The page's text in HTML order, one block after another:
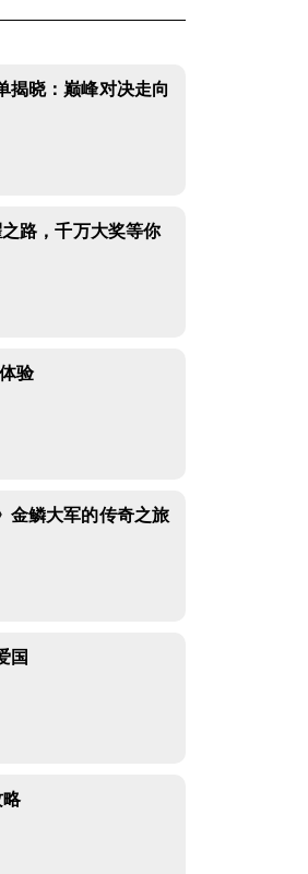
揭晓：巅峰对决走向
路，千万大奖等你
验
金鳞大军的传奇之旅
国
略